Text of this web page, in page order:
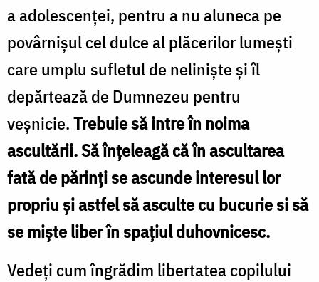
Foto:
Oana
Nechifor
a adolescenței, pentru a nu aluneca pe
povârnişul cel dulce al plăcerilor lumeşti
care umplu sufletul de nelinişte şi îl
depărtează de Dumnezeu pentru
veşnicie.Trebuie să intre în noima
ascultării. Să înţeleagă că în ascultarea
fată de părinţi se ascunde interesul lor
propriu şi astfel să asculte cu bucurie si să
se mişte liber în spaţiul duhovnicesc.
Vedeţi cum îngrădim libertatea copilului